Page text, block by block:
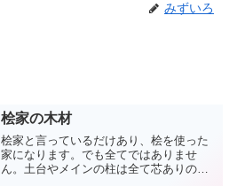
みずいろ
桧家の木材
桧家と言っているだけあり、桧を使った
家になります。でも全てではありませ
ん。土台やメインの柱は全て芯ありの桧